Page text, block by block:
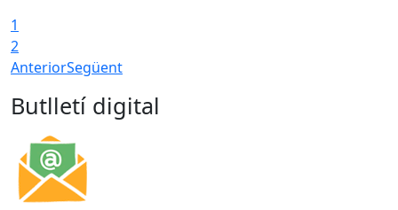
1
2
AnteriorSegüent
Butlletí digital